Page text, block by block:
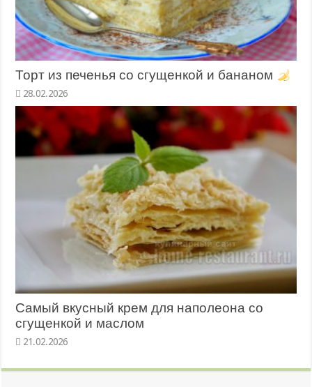
Торт из печенья со сгущенкой и бананом
28.02.2026
Самый вкусный крем для наполеона со
сгущенкой и маслом
21.02.2026